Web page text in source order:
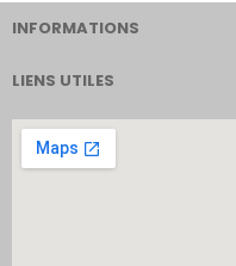
INFORMATIONS
LIENS UTILES